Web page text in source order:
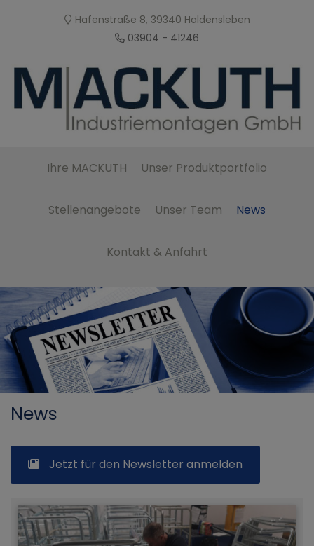
Hafenstraße 8, 39340 Haldensleben
03904 - 41246
Ihre MACKUTH Unser Produktportfolio
Stellenangebote Unser Team News
Kontakt & Anfahrt
News
Jetzt für den Newsletter anmelden